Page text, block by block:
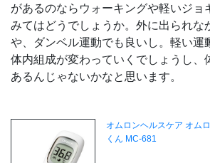
があるのならウォーキングや軽いジョ
みてはどうでしょうか。外に出られな
や、ダンベル運動でも良いし。軽い運
体内組成が変わっていくでしょうし、
あるんじゃないかなと思います。